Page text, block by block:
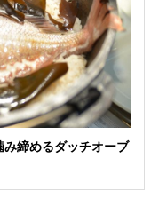
み締めるダッチオーブ